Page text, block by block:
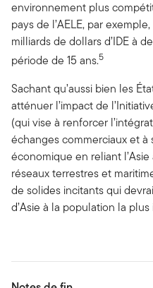
environnement plus
pays de l’AELE, par
milliards de dollars d’IDE à
période de 15 ans.5
Sachant qu’aussi bien les
atténuer l’impact de
(qui vise à renforcer
échanges commerciaux et à
économique en reliant l’Asie
réseaux terrestres et
de solides incitants qui
d’Asie à la population la